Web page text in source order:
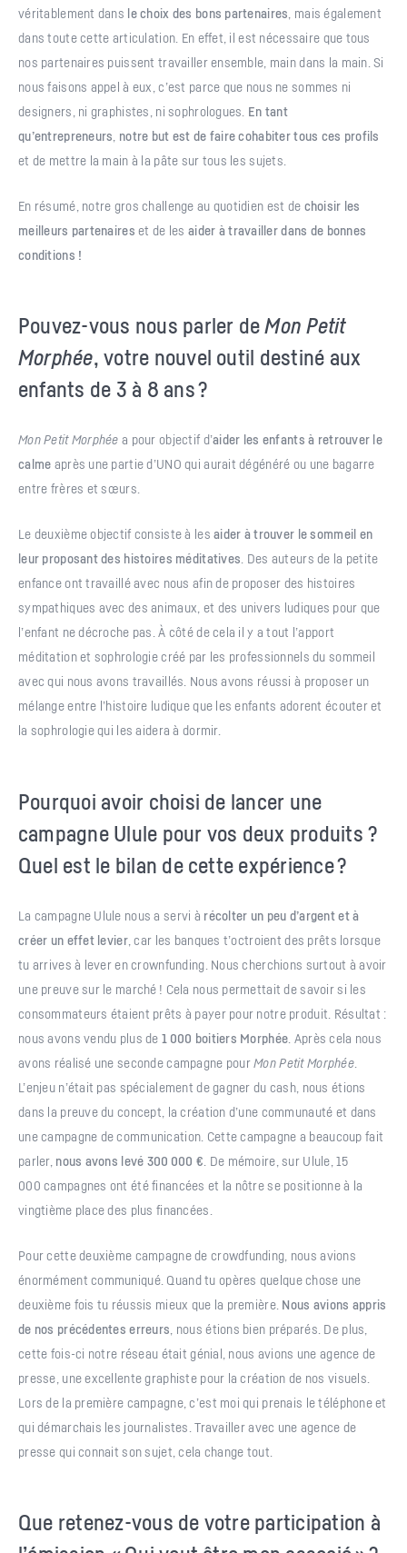
véritablement dans le choix des bons partenaires , mais également
dans toute cette articulation. En effet, il est nécessaire que tous
nos partenaires puissent travailler ensemble, main dans la main. Si
nous faisons appel à eux, c’est parce que nous ne sommes ni
designers, ni graphistes, ni sophrologues. En tant
qu’entrepreneurs notre but est de faire cohabiter tous ces profils
et de mettre la main à la pâte sur tous les sujets.
En résumé, notre gros challenge au quotidien est de choisir les
meilleurs partenaires et de les aider à travailler dans de bonnes
conditions !
Pouvez-vous nous parler deMon Petit
Morphée, votre nouvel outil destiné aux
enfants de 3 à 8 ans ?
Mon Petit Morphée a pour objectif d’aider les enfants à retrouver le
calme après une partie d’UNO qui aurait dégénéré ou une bagarre
entre frères et sœurs.
Le deuxième objectif consiste à lesaider à trouver le sommeil en
leur proposant des histoires méditatives . Des auteurs de la petite
enfance ont travaillé avec nous afin de proposer des histoires
sympathiques avec des animaux, et des univers ludiques pour que
l’enfant ne décroche pas. À côté de cela il y a tout l’apport
méditation et sophrologie créé par les professionnels du sommeil
avec qui nous avons travaillés. Nous avons réussi à proposer un
mélange entre l’histoire ludique que les enfants adorent écouter et
la sophrologie qui les aidera à dormir.
Pourquoi avoir choisi de lancer une
campagne Ulule pour vos deux produits ?
Quel est le bilan de cette expérience ?
La campagne Ulule nous a servi à récolter un peu d’argent et à
créer un effet levier, car les banques t’octroient des prêts lorsque
tu arrives à lever en crownfunding. Nous cherchions surtout à avoir
une preuve sur le marché ! Cela nous permettait de savoir si les
consommateurs étaient prêts à payer pour notre produit. Résultat :
nous avons vendu plus de 1 000 boitiers Morphée . Après cela nous
avons réalisé une seconde campagne pour Mon Petit Morphée.
L’enjeu n’était pas spécialement de gagner du cash, nous étions
dans la preuve du concept, la création d’une communauté et dans
une campagne de communication. Cette campagne a beaucoup fait
parler, nous avons levé 300 000 € . De mémoire, sur Ulule, 15
000 campagnes ont été financées et la nôtre se positionne à la
vingtième place des plus financées.
Pour cette deuxième campagne de crowdfunding, nous avions
énormément communiqué. Quand tu opères quelque chose une
deuxième fois tu réussis mieux que la première. Nous avions appris
de nos précédentes erreurs , nous étions bien préparés. De plus,
cette fois-ci notre réseau était génial, nous avions une agence de
presse, une excellente graphiste pour la création de nos visuels.
Lors de la première campagne, c’est moi qui prenais le téléphone et
qui démarchais les journalistes. Travailler avec une agence de
presse qui connait son sujet, cela change tout.
Que retenez-vous de votre participation à